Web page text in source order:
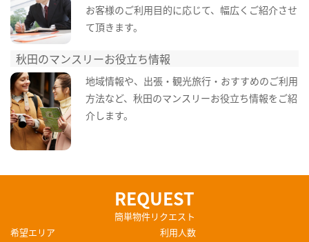
お客様のご利用目的に応じて、幅広くご紹介させ
て頂きます。
秋田のマンスリーお役立ち情報
地域情報や、出張・観光旅行・おすすめのご利用
方法など、秋田のマンスリーお役立ち情報をご紹
介します。
REQUEST
簡単物件リクエスト
希望エリア
利用人数